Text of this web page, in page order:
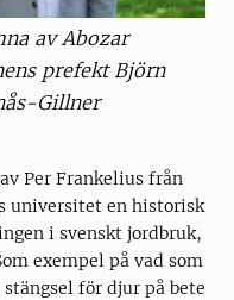
av Abozar
prefekt Björn
Gillner
Per Frankelius från
universitet en historisk
i svenskt jordbruk,
exempel på vad som
för djur på bete